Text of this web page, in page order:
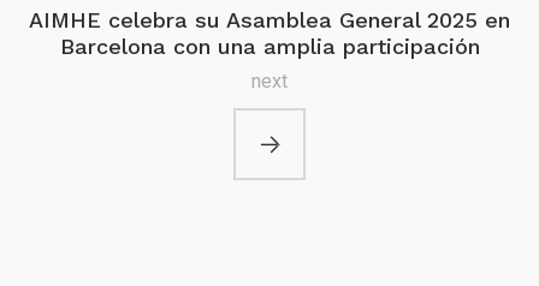
AIMHE celebra su Asamblea General 2025 en
Barcelona con una amplia participación
next